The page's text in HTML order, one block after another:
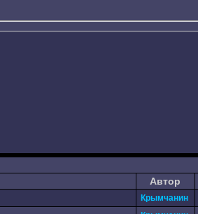
Автор
Крымчанин